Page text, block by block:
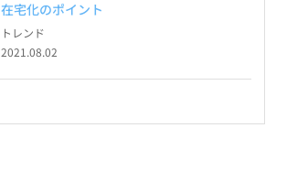
在宅化のポイント
トレンド
2021.08.02